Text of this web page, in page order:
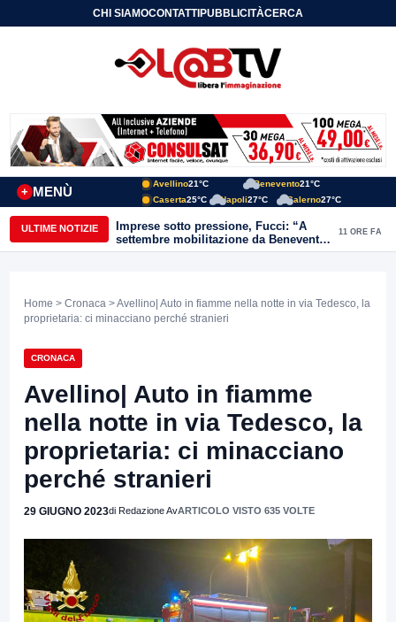
CHI SIAMOCONTATTIPUBBLICITÀCERCA
MENÙ
+
Avellino21°C Benevento21°C
Caserta25°C Napoli27°C Salerno27°C
ULTIME NOTIZIE
Imprese sotto pressione, Fucci: “A
settembre mobilitazione da Benevento
e Avellino”
11 ORE FA
Home > Cronaca > Avellino| Auto in fiamme nella notte in via Tedesco, la
proprietaria: ci minacciano perché stranieri
CRONACA
Avellino| Auto in fiamme
nella notte in via Tedesco, la
proprietaria: ci minacciano
perché stranieri
29 GIUGNO 2023di Redazione AvARTICOLO VISTO 635 VOLTE